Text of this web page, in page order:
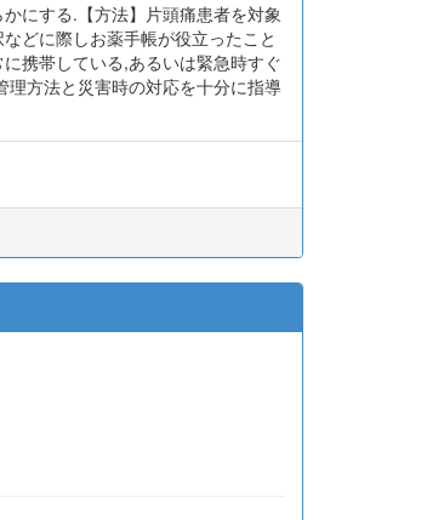
にする.【方法】片頭痛患者を対象
どに際しお薬手帳が役立ったこと
携帯している,あるいは緊急時すぐ
方法と災害時の対応を十分に指導